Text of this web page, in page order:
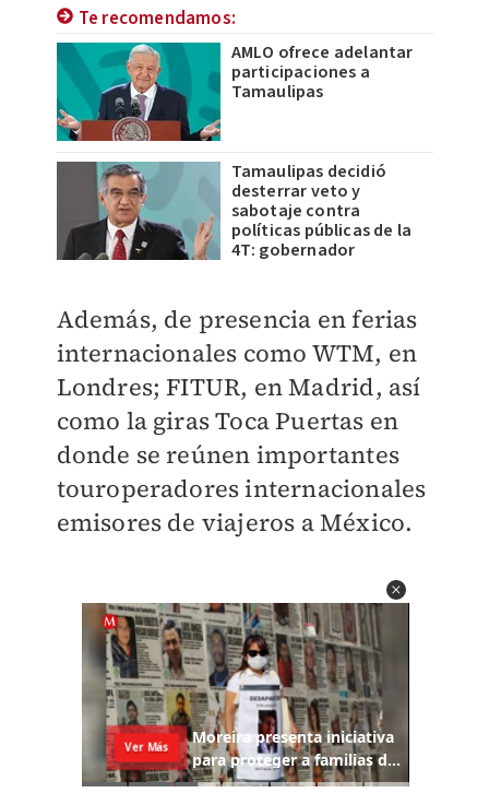
Te recomendamos:
AMLO ofrece adelantar
participaciones a
Tamaulipas
Tamaulipas decidió
desterrar veto y
sabotaje contra
políticas públicas de la
4T: gobernador
Además, de presencia enferias
internacionales como WTM, en
Londres; FITUR, en Madrid, así
como la giras Toca Puertas en
donde se reúnen importantes
touroperadores internacionales
emisores de viajeros a México.